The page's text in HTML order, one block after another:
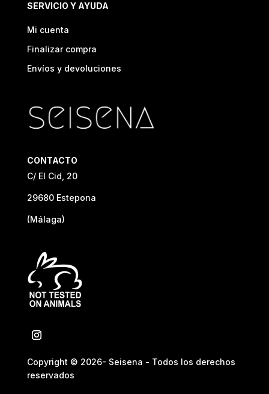
SERVICIO Y AYUDA
Mi cuenta
Finalizar compra
Envíos y devoluciones
CONTACTO
C/ El Cid, 20
29680 Estepona
(Málaga)
Copyright © 2026- Seisena - Todos los derechos
reservados